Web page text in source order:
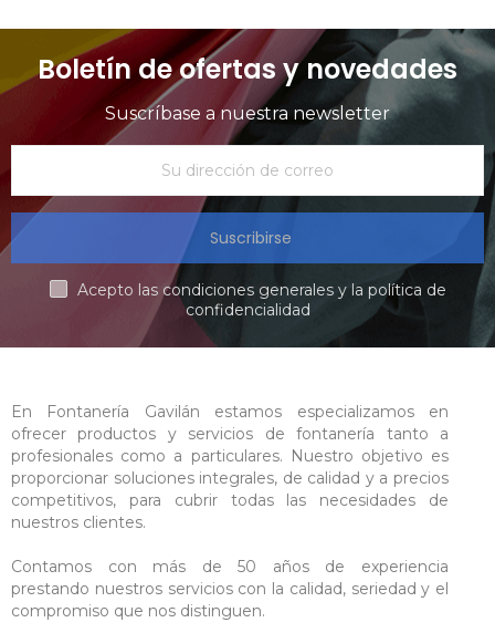
Boletín de ofertas y novedades
Suscríbase a nuestra newsletter
Suscribirse
Acepto las condiciones generales y la política de
confidencialidad
En Fontanería Gavilán estamos especializamos en
ofrecer productos y servicios de fontanería tanto a
profesionales como a particulares. Nuestro objetivo es
proporcionar soluciones integrales, de calidad y a precios
competitivos, para cubrir todas las necesidades de
nuestros clientes.
Contamos con más de 50 años de experiencia
prestando nuestros servicios con la calidad, seriedad y el
compromiso que nos distinguen.